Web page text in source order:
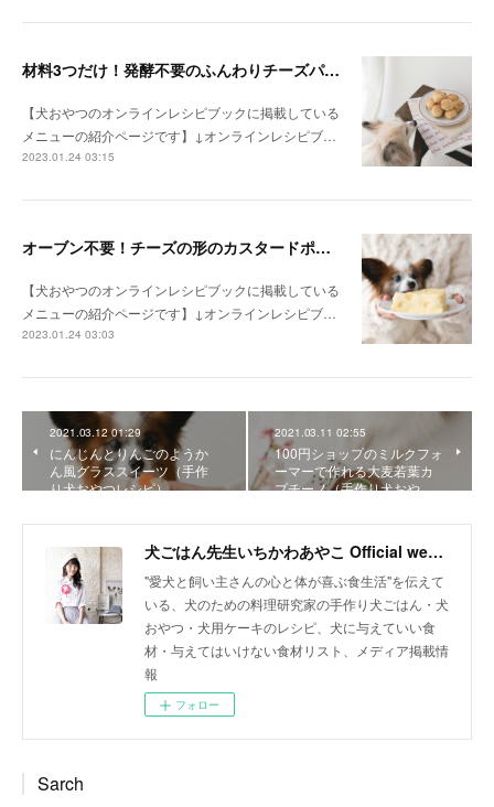
材料3つだけ！発酵不要のふんわりチーズパン（手作り犬おやつレシピ）
【犬おやつのオンラインレシピブックに掲載している
メニューの紹介ページです】↓オンラインレシピブ…
2023.01.24 03:15
オーブン不要！チーズの形のカスタードポテトケーキ（手作り犬おやつレシピ）
【犬おやつのオンラインレシピブックに掲載している
メニューの紹介ページです】↓オンラインレシピブ…
2023.01.24 03:03
2021.03.12 01:29
にんじんとりんごのようか
ん風グラススイーツ（手作
り犬おやつレシピ）
2021.03.11 02:55
100円ショップのミルクフォ
ーマーで作れる大麦若葉カ
プチーノ（手作り犬おや…
犬ごはん先生いちかわあやこ Official web site
"愛犬と飼い主さんの心と体が喜ぶ食生活"を伝えて
いる、犬のための料理研究家の手作り犬ごはん・犬
おやつ・犬用ケーキのレシピ、犬に与えていい食
材・与えてはいけない食材リスト、メディア掲載情
報
フォロー
Sarch